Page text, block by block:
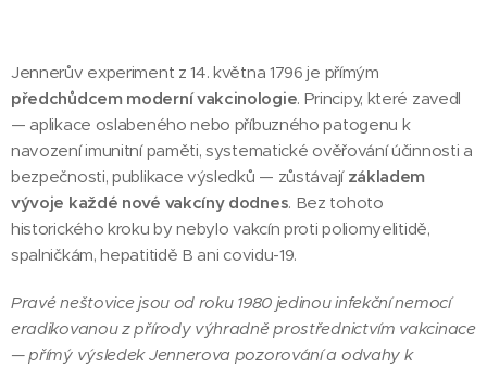
Jennerův experiment z 14. května 1796 je přímým
předchůdcem moderní vakcinologie. Principy, které zavedl
— aplikace oslabeného nebo příbuzného patogenu k
navození imunitní paměti, systematické ověřování účinnosti a
bezpečnosti, publikace výsledků — zůstávají základem
vývoje každé nové vakcíny dodnes. Bez tohoto
historického kroku by nebylo vakcín proti poliomyelitidě,
spalničkám, hepatitidě B ani covidu-19.
Pravé neštovice jsou od roku 1980 jedinou infekční nemocí
eradikovanou z přírody výhradně prostřednictvím vakcinace
— přímý výsledek Jennerova pozorování a odvahy k